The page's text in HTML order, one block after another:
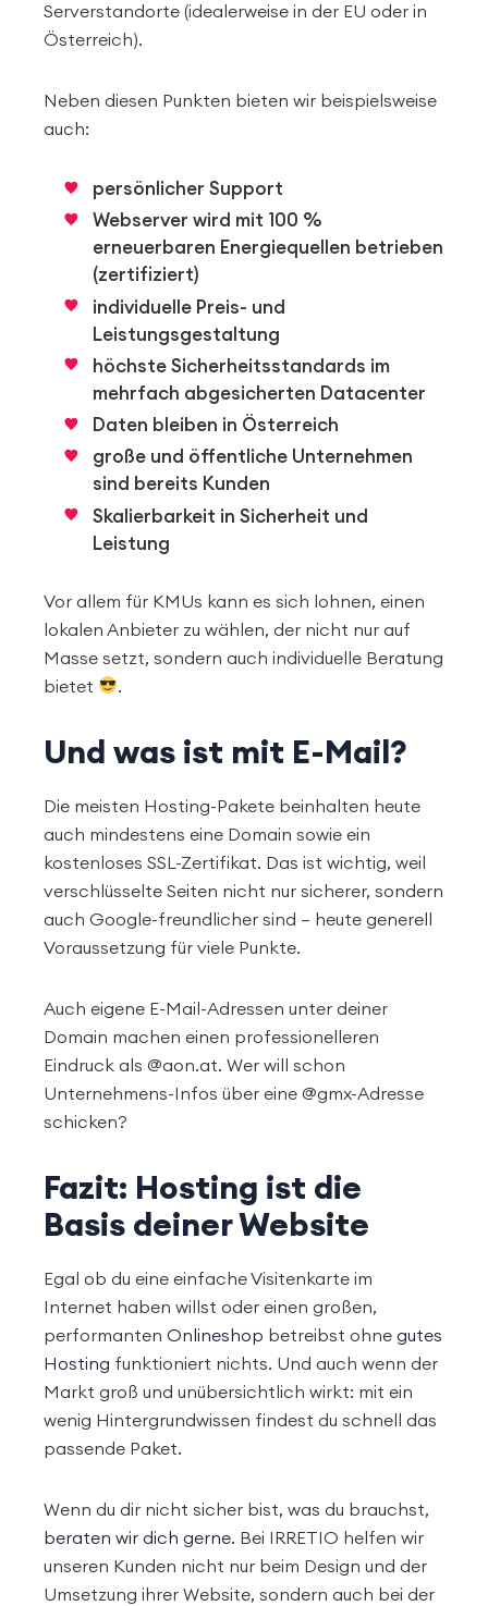
Serverstandorte (idealerweise in der EU oder in
Österreich).
Neben diesen Punkten bieten wir beispielsweise
auch:
persönlicher Support
Webserver wird mit 100 %
erneuerbaren Energiequellen betrieben
(zertifiziert)
individuelle Preis- und
Leistungsgestaltung
höchste Sicherheitsstandards im
mehrfach abgesicherten Datacenter
Daten bleiben in Österreich
große und öffentliche Unternehmen
sind bereits Kunden
Skalierbarkeit in Sicherheit und
Leistung
Vor allem für KMUs kann es sich lohnen, einen
lokalen Anbieter zu wählen, der nicht nur auf
Masse setzt, sondern auch individuelle Beratung
bietet
.
Und was ist mit E-Mail?
Die meisten Hosting-Pakete beinhalten heute
auch mindestens eine Domain sowie ein
kostenloses SSL-Zertifikat. Das ist wichtig, weil
verschlüsselte Seiten nicht nur sicherer, sondern
auch Google-freundlicher sind – heute generell
Voraussetzung für viele Punkte.
Auch eigene E-Mail-Adressen unter deiner
Domain machen einen professionelleren
Eindruck als @aon.at. Wer will schon
Unternehmens-Infos über eine @gmx-Adresse
schicken?
Fazit: Hosting ist die
Basis deiner Website
Egal ob du eine einfache Visitenkarte im
Internet haben willst oder einen großen,
performanten Onlineshop betreibst ohne gutes
Hosting funktioniert nichts. Und auch wenn der
Markt groß und unübersichtlich wirkt: mit ein
wenig Hintergrundwissen findest du schnell das
passende Paket.
Wenn du dir nicht sicher bist, was du brauchst,
beraten wir dich gerne. Bei IRRETIO helfen wir
unseren Kunden nicht nur beim Design und der
Umsetzung ihrer Website, sondern auch bei der